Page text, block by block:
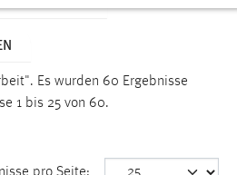
Es wurden 60 Ergebnisse
1 bis 25 von 60.
pro Seite:
die einwandfreie Funktion der